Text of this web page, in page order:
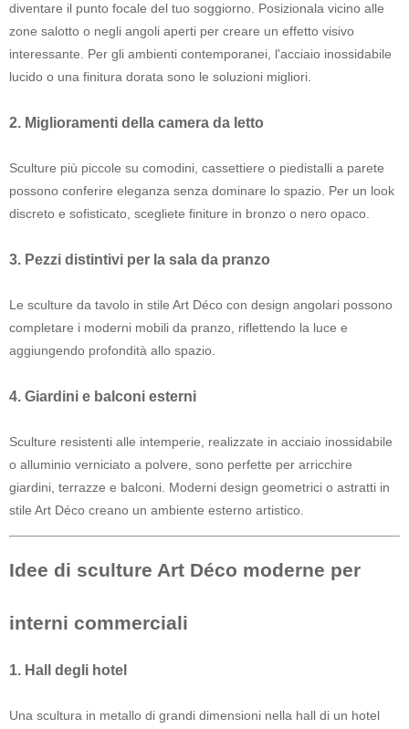
diventare il punto focale del tuo soggiorno. Posizionala vicino alle
zone salotto o negli angoli aperti per creare un effetto visivo
interessante. Per gli ambienti contemporanei, l'acciaio inossidabile
lucido o una finitura dorata sono le soluzioni migliori.
2. Miglioramenti della camera da letto
Sculture più piccole su comodini, cassettiere o piedistalli a parete
possono conferire eleganza senza dominare lo spazio. Per un look
discreto e sofisticato, scegliete finiture in bronzo o nero opaco.
3. Pezzi distintivi per la sala da pranzo
Le sculture da tavolo in stile Art Déco con design angolari possono
completare i moderni mobili da pranzo, riflettendo la luce e
aggiungendo profondità allo spazio.
4. Giardini e balconi esterni
Sculture resistenti alle intemperie, realizzate in acciaio inossidabile
o alluminio verniciato a polvere, sono perfette per arricchire
giardini, terrazze e balconi. Moderni design geometrici o astratti in
stile Art Déco creano un ambiente esterno artistico.
Idee di sculture Art Déco moderne per
interni commerciali
1. Hall degli hotel
Una scultura in metallo di grandi dimensioni nella hall di un hotel